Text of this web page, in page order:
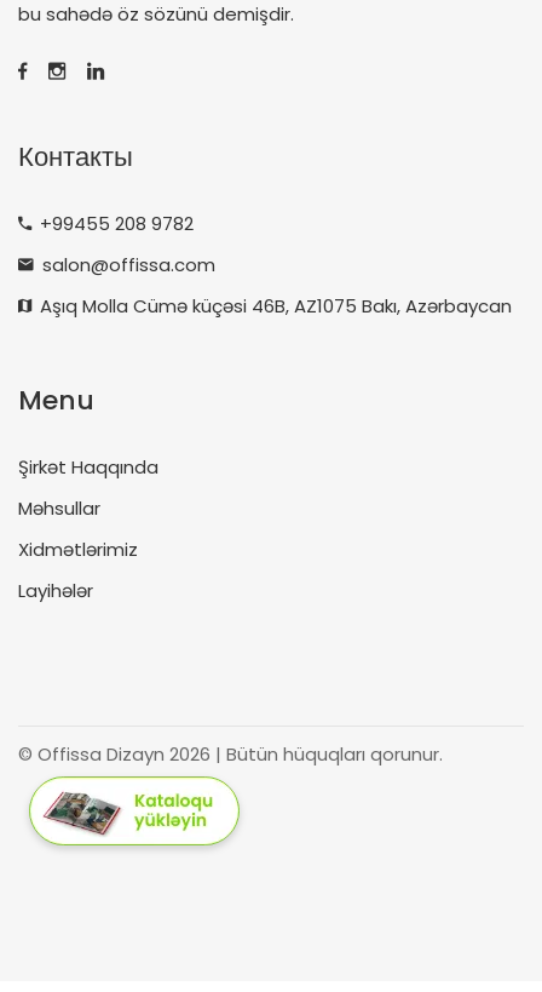
bu sahədə öz sözünü demişdir.
Контакты
+99455 208 9782
salon@offissa.com
Aşıq Molla Cümə küçəsi 46B, AZ1075 Bakı, Azərbaycan
Menu
Şirkət Haqqında
Məhsullar
Xidmətlərimiz
Layihələr
© Offissa Dizayn 2026 | Bütün hüquqları qorunur.